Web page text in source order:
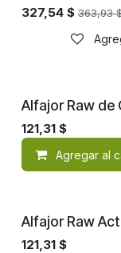
327,54 $ 363,93
¡Nuevo!
Alfajor Raw de
121,31 $
Agregar al
¡Nuevo!
Alfajor Raw
121,31 $